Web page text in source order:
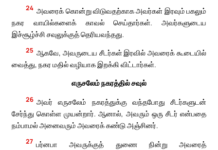
24 அவரைக் கொன்று விடுவதற்காக அவர்கள் இரவும் பகலும்
நகர வாயில்களைக் காவல் செய்தார்கள். அவர்களுடைய
இச்சூழ்ச்சி சவுலுக்குத் தெரியவந்தது.
25 ஆகவே, அவருடைய சீடர்கள் இரவில் அவரைக் கூடையில்
வைத்து, நகர மதில் வழியாக இறக்கி விட்டார்கள்.
எருசலேம் நகரத்தில் சவுல்
26 அவர் எருசலேம் நகரத்துக்கு வந்தபோது சீடர்களுடன்
சேர்ந்து கொள்ள முயன்றார். ஆனால், அவரும் ஒரு சீடர் என்பதை
நம்பாமல் அனைவரும் அவரைக் கண்டு அஞ்சினர்.
27 பர்னபா அவருக்குத் துணை நின்று அவரைத்